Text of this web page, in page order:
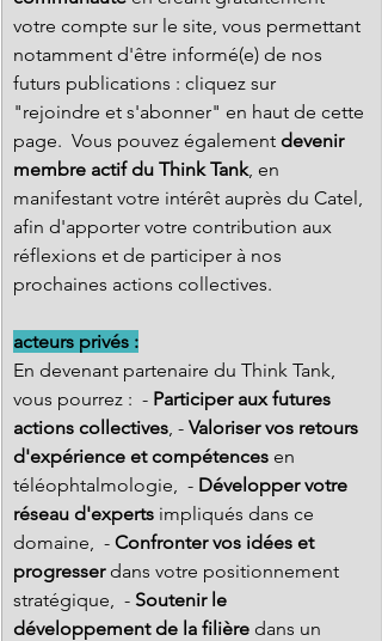
votre compte sur le site, vous permettant
notamment d'être informé(e) de nos
futurs publications : cliquez sur
"rejoindre et s'abonner" en haut de cette
page.  Vous pouvez également devenir
membre actif du Think Tank, en
manifestant votre intérêt auprès du Catel,
afin d'apporter votre contribution aux
réflexions et de participer à nos
prochaines actions collectives.
acteurs privés :
En devenant partenaire du Think Tank,
vous pourrez :  - Participer aux futures
actions collectives , - Valoriser vos retours
d'expérience et compétences en
téléophtalmologie,  - Développer votre
réseau d'experts impliqués dans ce
domaine,  - Confronter vos idées et
progresser dans votre positionnement
stratégique,  - Soutenir le
développement de la filière dans un